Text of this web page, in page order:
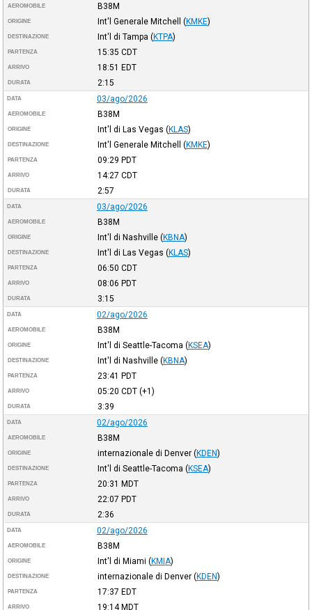
AEROMOBILE B38M
ORIGINE Int'l Generale Mitchell (KMKE)
DESTINAZIONE Int'l di Tampa (KTPA)
PARTENZA 15:35 CDT
ARRIVO 18:51 EDT
DURATA 2:15
DATA 03/ago/2026
AEROMOBILE B38M
ORIGINE Int'l di Las Vegas (KLAS)
DESTINAZIONE Int'l Generale Mitchell (KMKE)
PARTENZA 09:29 PDT
ARRIVO 14:27 CDT
DURATA 2:57
DATA 03/ago/2026
AEROMOBILE B38M
ORIGINE Int'l di Nashville (KBNA)
DESTINAZIONE Int'l di Las Vegas (KLAS)
PARTENZA 06:50 CDT
ARRIVO 08:06 PDT
DURATA 3:15
DATA 02/ago/2026
AEROMOBILE B38M
ORIGINE Int'l di Seattle-Tacoma (KSEA)
DESTINAZIONE Int'l di Nashville (KBNA)
PARTENZA 23:41 PDT
ARRIVO 05:20 CDT(+1)
DURATA 3:39
DATA 02/ago/2026
AEROMOBILE B38M
ORIGINE internazionale di Denver (KDEN)
DESTINAZIONE Int'l di Seattle-Tacoma (KSEA)
PARTENZA 20:31 MDT
ARRIVO 22:07 PDT
DURATA 2:36
DATA 02/ago/2026
AEROMOBILE B38M
ORIGINE Int'l di Miami (KMIA)
DESTINAZIONE internazionale di Denver (KDEN)
PARTENZA 17:37 EDT
ARRIVO 19:14MDT